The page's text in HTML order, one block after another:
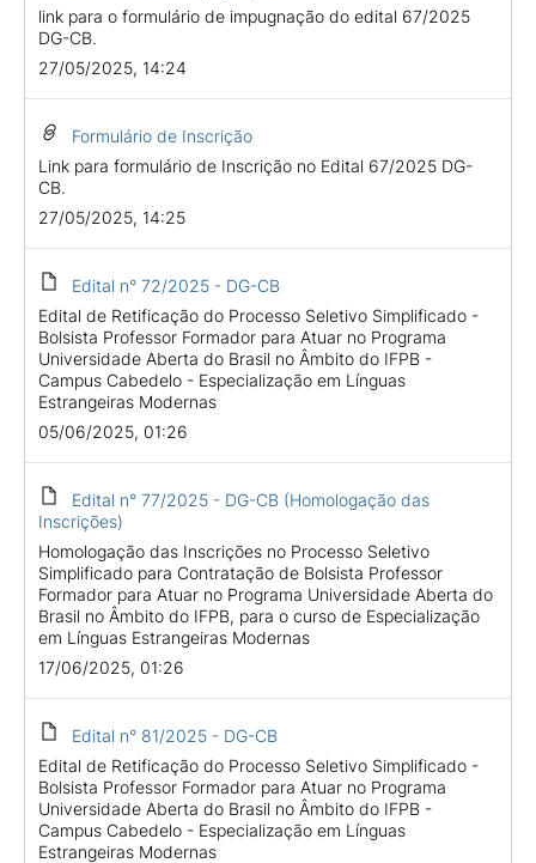
link para o formulário de impugnação do edital 67/2025
DG-CB.
27/05/2025, 14:24
Formulário de Inscrição
Link para formulário de Inscrição no Edital 67/2025 DG-
CB.
27/05/2025, 14:25
Edital n° 72/2025 - DG-CB
Edital de Retificação do Processo Seletivo Simplificado -
Bolsista Professor Formador para Atuar no Programa
Universidade Aberta do Brasil no Âmbito do IFPB -
Campus Cabedelo - Especialização em Línguas
Estrangeiras Modernas
05/06/2025, 01:26
Edital n° 77/2025 - DG-CB (Homologação das
Inscrições)
Homologação das Inscrições no Processo Seletivo
Simplificado para Contratação de Bolsista Professor
Formador para Atuar no Programa Universidade Aberta do
Brasil no Âmbito do IFPB, para o curso de Especialização
em Línguas Estrangeiras Modernas
17/06/2025, 01:26
Edital n° 81/2025 - DG-CB
Edital de Retificação do Processo Seletivo Simplificado -
Bolsista Professor Formador para Atuar no Programa
Universidade Aberta do Brasil no Âmbito do IFPB -
Campus Cabedelo - Especialização em Línguas
Estrangeiras Modernas